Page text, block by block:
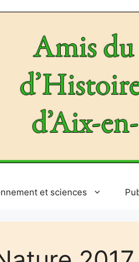
et sciences